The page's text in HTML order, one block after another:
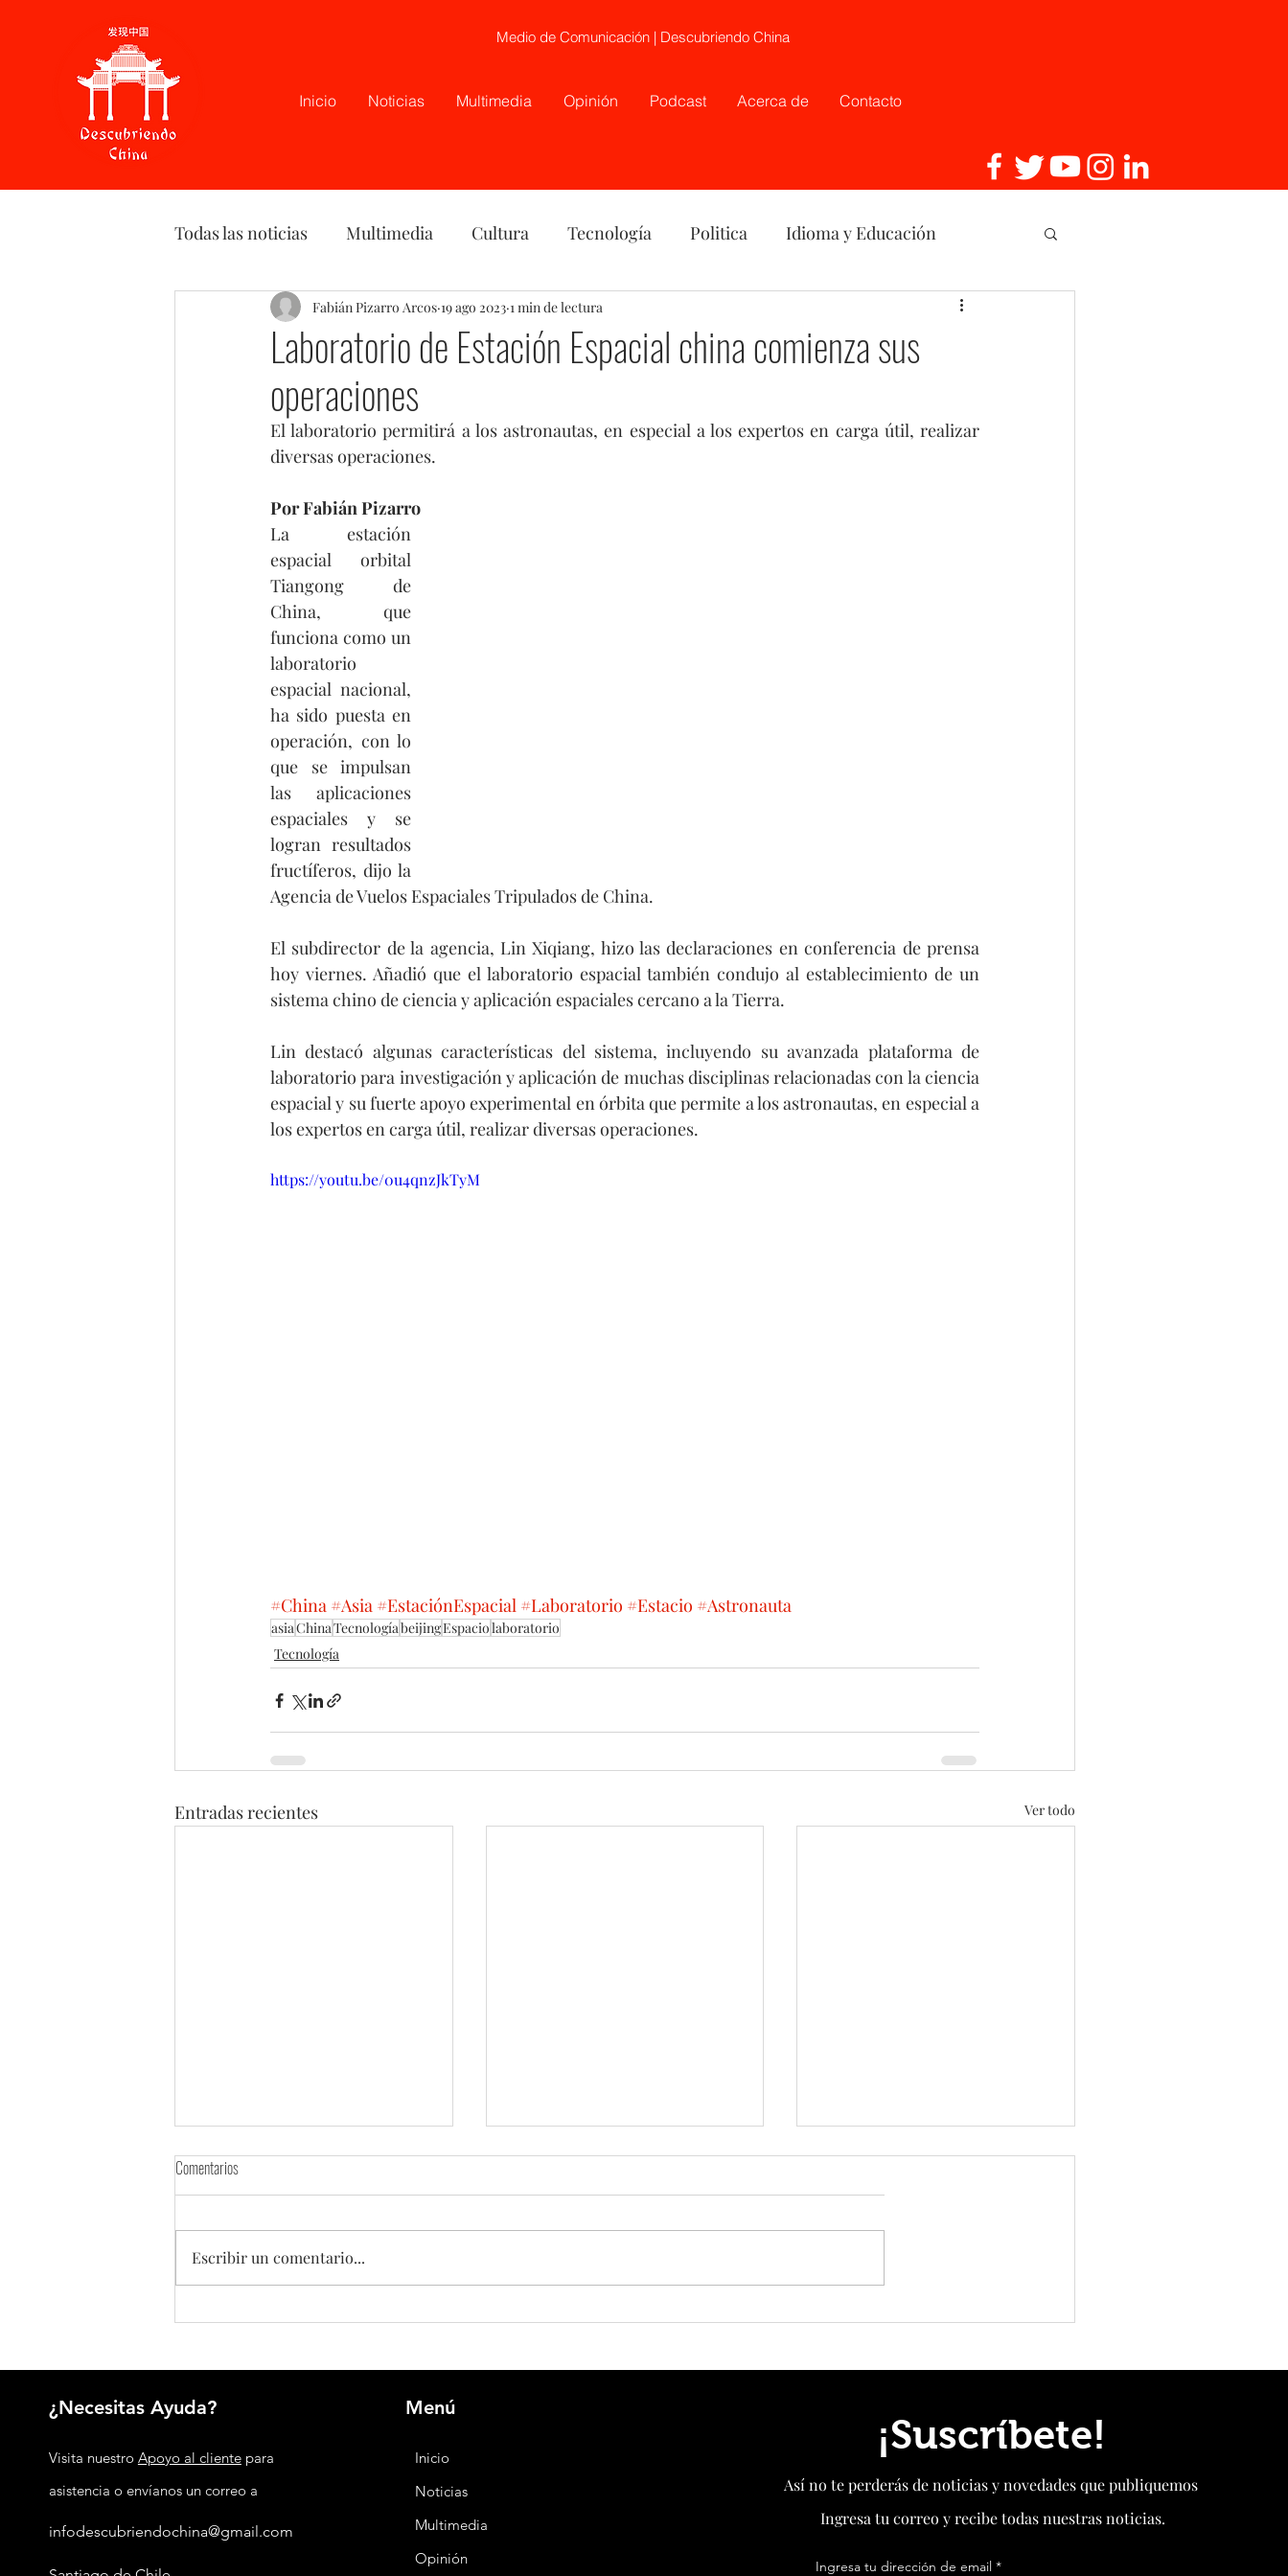
Medio de Comunicación | Descubriendo China
Inicio Noticias Multimedia Opinión Podcast Acerca de Contacto
Todas las noticias Multimedia Cultura Tecnología Politica Idioma y Educación
Podcast Opinión China Etnia
Laboratorio de Estación Espacial china comienza sus
operaciones
Fabián Pizarro Arcos 19 ago 2023 1 min de lectura
El laboratorio permitirá a los astronautas, en especial a los expertos en carga útil, realizar
diversas operaciones.
Por Fabián Pizarro
La estación
espacial orbital
Tiangong de
China, que
funciona como un
laboratorio
espacial nacional,
ha sido puesta en
operación, con lo
que se impulsan
las aplicaciones
espaciales y se
logran resultados
fructíferos, dijo la
Agencia de Vuelos Espaciales Tripulados de China.
El subdirector de la agencia, Lin Xiqiang, hizo las declaraciones en conferencia de prensa
hoy viernes. Añadió que el laboratorio espacial también condujo al establecimiento de un
sistema chino de ciencia y aplicación espaciales cercano a la Tierra.
Lin destacó algunas características del sistema, incluyendo su avanzada plataforma de
laboratorio para investigación y aplicación de muchas disciplinas relacionadas con la ciencia
espacial y su fuerte apoyo experimental en órbita que permite a los astronautas, en especial a
los expertos en carga útil, realizar diversas operaciones.
https://youtu.be/0u4qnzJkTyM
#China #Asia #EstaciónEspacial #Laboratorio #Estacio #Astronauta
asiaChinaTecnologíabeijingEspaciolaboratorio
Tecnología
Entradas recientes Ver todo
Huawei y Agrícola Santa Sara apuestan
transformar la agricultura chilena
China pone en operación la primera
patas tensadas del mundo
La historia del edificio de 30 pisos que
sorprendió al mundo
Comentarios
Escribir un comentario...
¿Necesitas Ayuda?
Visita nuestro Apoyo al clientepara
asistencia o envíanos un correo a
infodescubriendochina@gmail.com
Menú
Inicio
Noticias
Multimedia
Opinión
¡Suscríbete!
Así no te perderás de noticias y novedades que publiquemos
Ingresa tu correo y recibe todas nuestras noticias.
Ingresa tu dirección de email